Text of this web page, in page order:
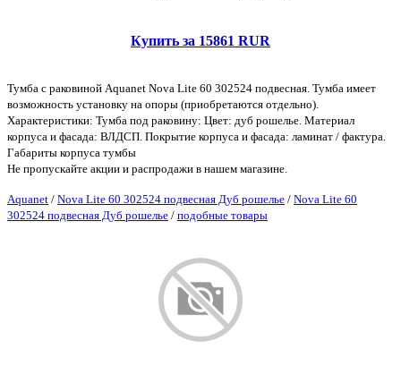
Купить за 15861 RUR
Тумба с раковиной Aquanet Nova Lite 60 302524 подвесная. Тумба имеет
возможность установку на опоры (приобретаются отдельно).
Характеристики: Тумба под раковину: Цвет: дуб рошелье. Материал
корпуса и фасада: ВЛДСП. Покрытие корпуса и фасада: ламинат / фактура.
Габариты корпуса тумбы
Не пропускайте акции и распродажи в нашем магазине.
Aquanet / Nova Lite 60 302524 подвесная Дуб рошелье / Nova Lite 60
302524 подвесная Дуб рошелье / подобные товары